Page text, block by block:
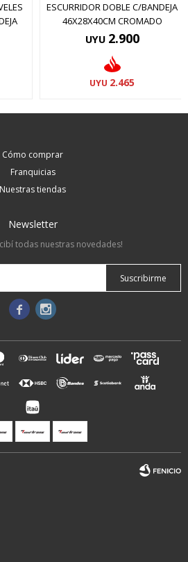
ESCURRIDOR DOBLE C/BANDEJA
46X28X40CM CROMADO
UYU 2.900
UYU 2.465
Cómo comprar
Franquicias
Nuestras tiendas
Newsletter
todas nuestras novedades!
Suscribirme
 